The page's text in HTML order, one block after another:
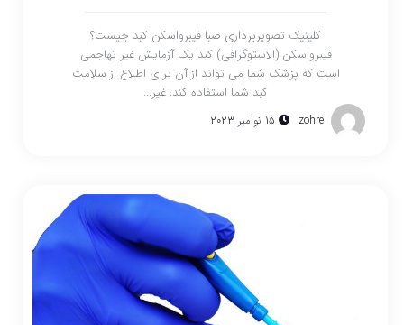
کلینیک تصویربرداری صبا فیبرواسکن کبد چیست؟
فیبرواسکن (الاستوگرافی) کبد یک آزمایش غیر تهاجمی
است که پزشک شما می تواند از آن برای اطلاع از سلامت
کبد شما استفاده کند. غیر...
zohre 15 نوامبر 2023